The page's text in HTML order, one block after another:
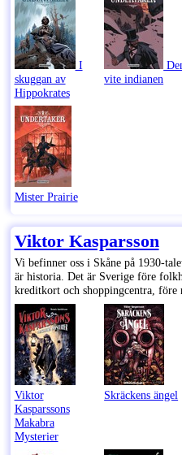
I
skuggan av
Hippokrates
vite indianen
Mister Prairie
Viktor Kasparsson
Vi befinner oss i Skåne på 1930-
är historia. Det är Sverige före
kreditkort och shoppingcentra, före
Viktor
Kasparssons
Makabra
Mysterier
Skräckens ängel